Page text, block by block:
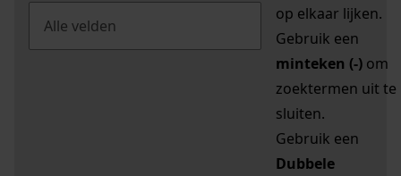
op elkaar lijken.
Gebruik een
minteken (-) om
zoektermen uit te
sluiten.
Gebruik een
Dubbele